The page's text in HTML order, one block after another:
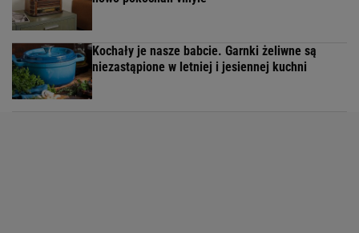
Kochały je nasze babcie. Garnki żeliwne są
niezastąpione w letniej i jesiennej kuchni